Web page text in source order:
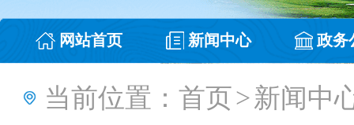
网站首页 新闻中心 政务
当前位置： 首页>新闻中